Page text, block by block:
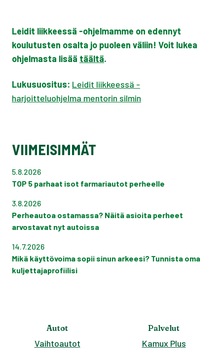
Leidit liikkeessä -ohjelmamme on edennyt
koulutusten osalta jo puoleen väliin! Voit lukea
ohjelmasta lisää täältä.
Lukusuositus: Leidit liikkeessä -
harjoitteluohjelma mentorin silmin
VIIMEISIMMÄT
5.8.2026
TOP 5 parhaat isot farmariautot perheelle
3.8.2026
Perheautoa ostamassa? Näitä asioita perheet
arvostavat nyt autoissa
14.7.2026
Mikä käyttövoima sopii sinun arkeesi? Tunnista oma
kuljettajaprofiilisi
Autot
Vaihtoautot
Palvelut
Kamux Plus